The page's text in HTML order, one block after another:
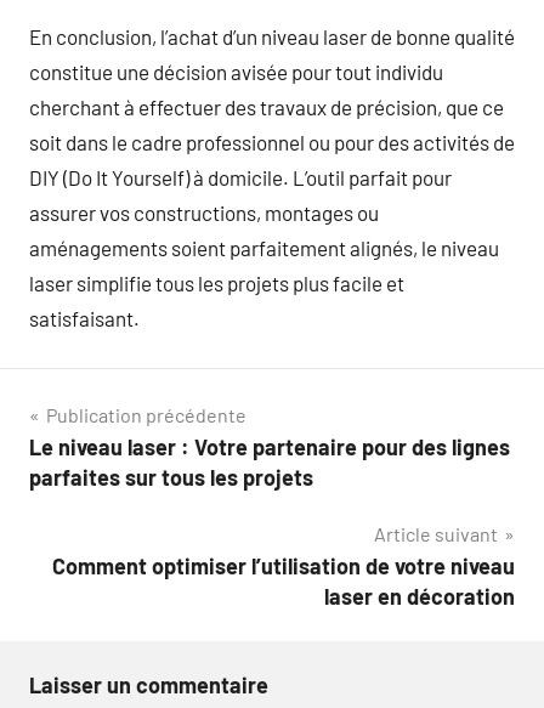
En conclusion, l’achat d’un niveau laser de bonne qualité
constitue une décision avisée pour tout individu
cherchant à effectuer des travaux de précision, que ce
soit dans le cadre professionnel ou pour des activités de
DIY (Do It Yourself) à domicile. L’outil parfait pour
assurer vos constructions, montages ou
aménagements soient parfaitement alignés, le niveau
laser simplifie tous les projets plus facile et
satisfaisant.
Navigation
de
Publication précédente
Le niveau laser : Votre partenaire pour des lignes
parfaites sur tous les projets
Article suivant
Comment optimiser l’utilisation de votre niveau
laser en décoration
Laisser un commentaire